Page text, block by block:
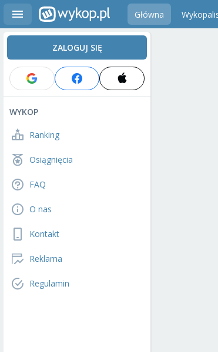
Główna
ZALOGUJ SIĘ
WYKOP
Ranking
Osiągnięcia
FAQ
O nas
Kontakt
Reklama
Regulamin